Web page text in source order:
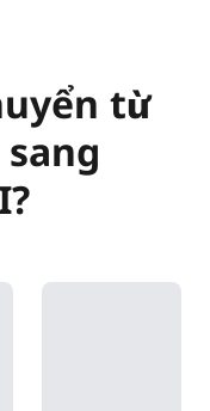
từ